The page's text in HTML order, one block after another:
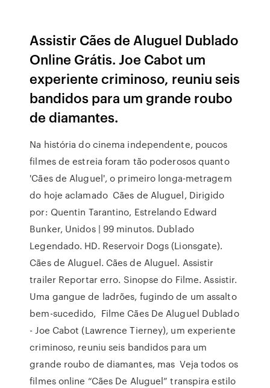
Assistir Cães de Aluguel Dublado
Online Grátis. Joe Cabot um
experiente criminoso, reuniu seis
bandidos para um grande roubo
de diamantes.
Na história do cinema independente, poucos
filmes de estreia foram tão poderosos quanto
'Cães de Aluguel', o primeiro longa-metragem
do hoje aclamado Cães de Aluguel, Dirigido
por: Quentin Tarantino, Estrelando Edward
Bunker, Unidos | 99 minutos. Dublado
Legendado. HD. Reservoir Dogs (Lionsgate).
Cães de Aluguel. Cães de Aluguel. Assistir
trailer Reportar erro. Sinopse do Filme. Assistir.
Uma gangue de ladrões, fugindo de um assalto
bem-sucedido, Filme Cães De Aluguel Dublado
- Joe Cabot (Lawrence Tierney), um experiente
criminoso, reuniu seis bandidos para um
grande roubo de diamantes, mas Veja todos os
filmes online “Cães De Aluguel” transpira estilo